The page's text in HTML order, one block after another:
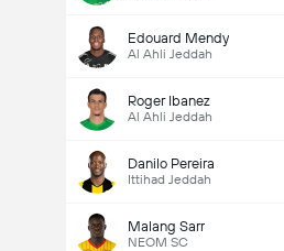
Edouard Mendy
Al Ahli Jeddah
Roger Ibanez
Al Ahli Jeddah
Danilo Pereira
Ittihad Jeddah
Malang Sarr
NEOM SC